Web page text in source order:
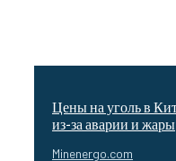
Цены на уголь в
из-за аварии и жары
Minenergo.com